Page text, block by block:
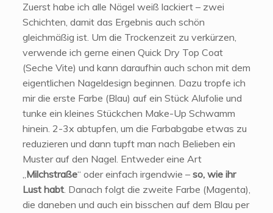
Zuerst habe ich alle Nägel weiß lackiert – zwei
Schichten, damit das Ergebnis auch schön
gleichmäßig ist. Um die Trockenzeit zu verkürzen,
verwende ich gerne einen Quick Dry Top Coat
(Seche Vite) und kann daraufhin auch schon mit dem
eigentlichen Nageldesign beginnen. Dazu tropfe ich
mir die erste Farbe (Blau) auf ein Stück Alufolie und
tunke ein kleines Stückchen Make-Up Schwamm
hinein. 2-3x abtupfen, um die Farbabgabe etwas zu
reduzieren und dann tupft man nach Belieben ein
Muster auf den Nagel. Entweder eine Art
„Milchstraße“ oder einfach irgendwie – so, wie ihr
Lust habt. Danach folgt die zweite Farbe (Magenta),
die daneben und auch ein bisschen auf dem Blau per